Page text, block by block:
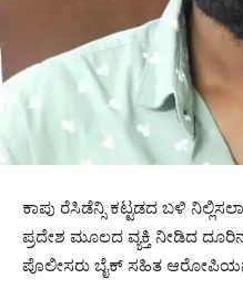
ಕಾಪು ರೆಸಿಡೆನ್ಸಿ ಕಟ್ಟಡದ ಬಳಿ
ಪ್ರದೇಶ ಮೂಲದ ವ್ಯಕ್ತಿ ನೀಡಿದ
ಪೊಲೀಸರು ಬೈಕ್ ಸಹಿತ